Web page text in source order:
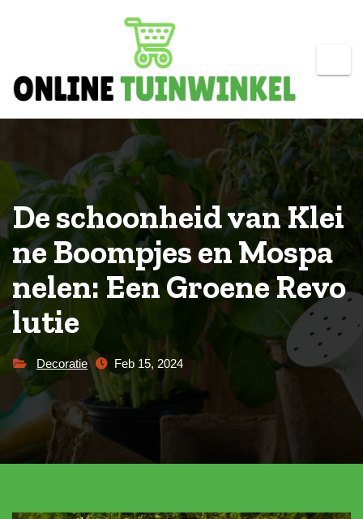
De schoonheid van Klei
ne Boompjes en Mospa
nelen: Een Groene Revo
lutie
Decoratie Feb 15, 2024